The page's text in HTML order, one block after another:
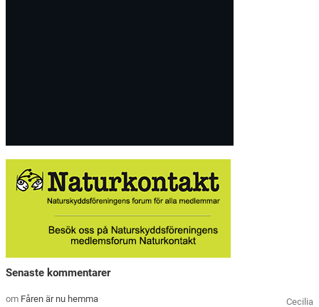
Senaste kommentarer
Cecilia
om Fåren är nu hemma